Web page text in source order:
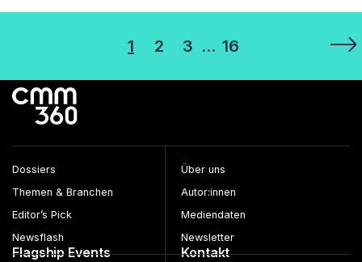
Seitennummerierung
der
Beiträge
1 2 3 … 16
Dossiers
Themen & Branchen
Editor’s Pick
Newsflash
Über uns
Autor:innen
Mediendaten
Newsletter
Flagship Events Kontakt